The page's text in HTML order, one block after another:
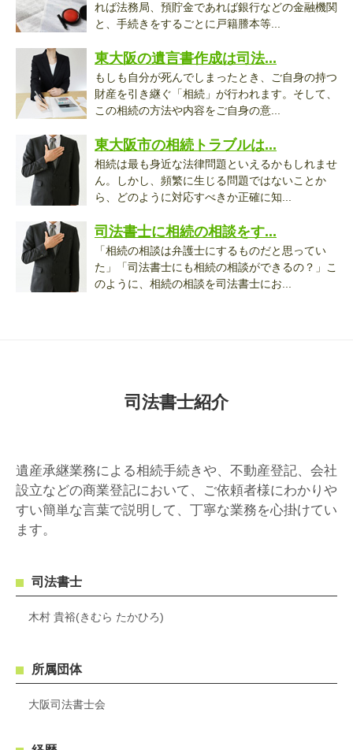
れば法務局、預貯金であれば銀行などの金融機関
と、手続きをするごとに戸籍謄本等...
東大阪の遺言書作成は司法...
もしも自分が死んでしまったとき、ご自身の持つ
財産を引き継ぐ「相続」が行われます。そして、
この相続の方法や内容をご自身の意...
東大阪市の相続トラブルは...
相続は最も身近な法律問題といえるかもしれませ
ん。しかし、頻繁に生じる問題ではないことか
ら、どのように対応すべきか正確に知...
司法書士に相続の相談をす...
「相続の相談は弁護士にするものだと思ってい
た」「司法書士にも相続の相談ができるの？」こ
のように、相続の相談を司法書士にお...
司法書士紹介
遺産承継業務による相続手続きや、不動産登記、会社
設立などの商業登記において、ご依頼者様にわかりや
すい簡単な言葉で説明して、丁寧な業務を心掛けてい
ます。
司法書士
木村 貴裕(きむら たかひろ)
所属団体
大阪司法書士会